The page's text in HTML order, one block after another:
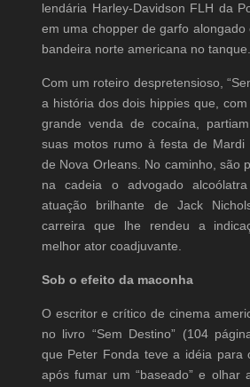
lendária Harley-Davidson FLH da
em uma chopper de garfo alongado
bandeira norte americana no tanque.
Com um roteiro despretensioso,
a história dos dois hippies que,
grande venda de cocaína,
suas motos rumo à festa de Mardi
de Nova Orleans. No caminho, são
na cadeia o advogado alcoólatra
atuação brilhante de Jack
carreira que lhe rendeu a
melhor ator coadjuvante.
Sob o efeito da maconha
O escritor e crítico de cinema
no livro “Sem Destino” (104
que Peter Fonda teve a idéia para
após fumar um “baseado” e olhar